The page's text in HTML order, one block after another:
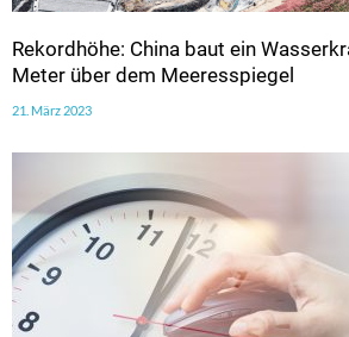
Rekordhöhe: China baut ein
Meter über dem Meeresspiegel
21. März 2023